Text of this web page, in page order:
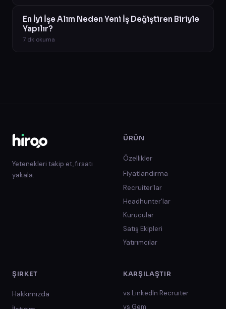
En İyi İşe Alım Neden Yeni İş Değiştiren Biriyle
Yapılır?
7 dk okuma
Yetenekleri takip et, fırsatı
yakala.
ÜRÜN
Özellikler
Fiyatlandırma
Recruiter'lar
Headhunter'lar
Kurucular
Satış Ekipleri
Yatırımcılar
ŞIRKET
Hakkımızda
KARŞILAŞTIR
vs LinkedIn Recruiter
vs Gem